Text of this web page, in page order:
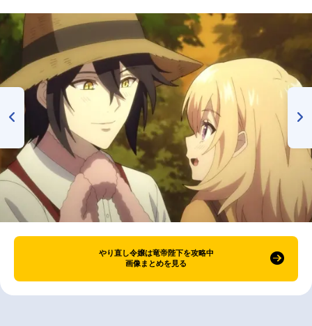
やり直し令嬢は竜帝陛下を攻略中
画像まとめを見る